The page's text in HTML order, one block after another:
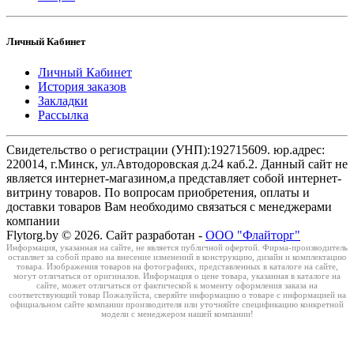
Личный Кабинет
Личный Кабинет
История заказов
Закладки
Рассылка
Свидетельство о регистрации (УНП):192715609. юр.адрес:
220014, г.Минск, ул.Автодоровская д.24 каб.2. Данный сайт не
является интернет-магазином,а представляет собой интернет-
витрину товаров. По вопросам приобретения, оплаты и
доставки товаров Вам необходимо связаться с менеджерами
компании
Flytorg.by © 2026. Сайт разработан - ООО "Флайторг"
Информация, указанная на сайте, не является публичной офертой. Фирма-производитель
оставляет за собой право на внесение изменений в конструкцию, дизайн и комплектацию
товара. Изображения товаров на фотографиях, представленных в каталоге на сайте,
могут отличаться от оригиналов. Информация о цене товара, указанная в каталоге на
сайте, может отличаться от фактической к моменту оформления заказа на
соответствующий товар Пожалуйста, сверяйте информацию о товаре с информацией на
официальном сайте компании производителя или уточняйте спецификацию конкретной
модели с менеджером нашей компании!